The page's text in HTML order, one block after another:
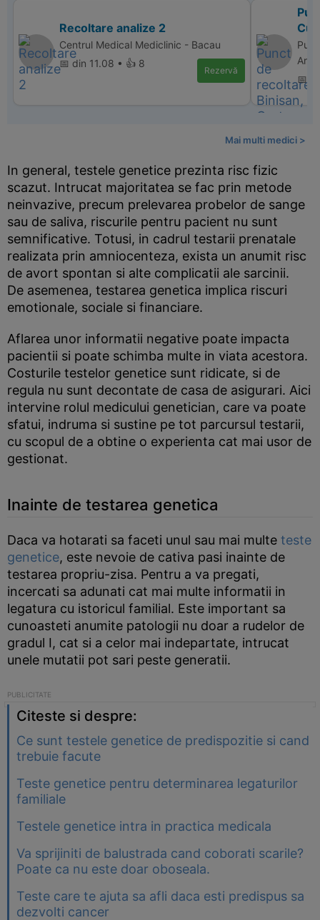
Recoltare analize 2
Centrul Medical Mediclinic - Bacau
📅 din 11.08 • 👍 8
Rezervă
📅
Mai multi medici >
In general, testele genetice prezinta risc fizic
scazut. Intrucat majoritatea se fac prin metode
neinvazive, precum prelevarea probelor de sange
sau de saliva, riscurile pentru pacient nu sunt
semnificative. Totusi, in cadrul testarii prenatale
realizata prin amniocenteza, exista un anumit risc
de avort spontan si alte complicatii ale sarcinii.
De asemenea, testarea genetica implica riscuri
emotionale, sociale si financiare.
Aflarea unor informatii negative poate impacta
pacientii si poate schimba multe in viata acestora.
Costurile testelor genetice sunt ridicate, si de
regula nu sunt decontate de casa de asigurari. Aici
intervine rolul medicului genetician, care va poate
sfatui, indruma si sustine pe tot parcursul testarii,
cu scopul de a obtine o experienta cat mai usor de
gestionat.
Inainte de testarea genetica
Daca va hotarati sa faceti unul sau mai multe teste
genetice, este nevoie de cativa pasi inainte de
testarea propriu-zisa. Pentru a va pregati,
incercati sa adunati cat mai multe informatii in
legatura cu istoricul familial. Este important sa
cunoasteti anumite patologii nu doar a rudelor de
gradul I, cat si a celor mai indepartate, intrucat
unele mutatii pot sari peste generatii.
Citeste si despre:
Ce sunt testele genetice de predispozitie si cand
trebuie facute
Teste genetice pentru determinarea legaturilor
familiale
Testele genetice intra in practica medicala
Va sprijiniti de balustrada cand coborati scarile?
Poate ca nu este doar oboseala.
Teste care te ajuta sa afli daca esti predispus sa
dezvolti cancer